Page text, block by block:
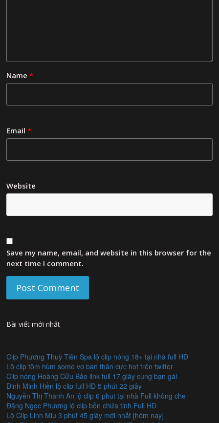
Name*
Email*
Website
Save my name, email, and website in this browser for the
next time I comment.
Bài viết mới nhất
Clip Phương Thuỳ Tiên Spa lộ clip nóng 18+ tại nhà full HD
Lộ clip tôm hùm some vợ bạn thân cực hot trên twitter
Clip nóng Hoàng Cửu Bảo link full 17 giây cùng bạn gái
Đinh Minh Hiền lộ clip full HD 5 phút 22 giây
Nguyễn Thị Thanh An lộ clip 6 phut tại nhà Full không che
Đặng Ngọc Phương lộ clip bồn chứa tinh Full HD
Lộ Clip Linh Miu 3 phút 45 giây mới nhất [hôm nay]